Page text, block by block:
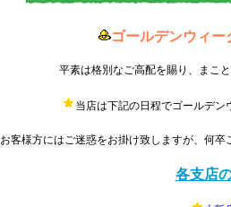
ゴールデンウィー
平素は格別なご高配を賜り、まこ
当店は下記の日程でゴールデン
お客様方にはご迷惑をお掛け致しますが、何
各支店